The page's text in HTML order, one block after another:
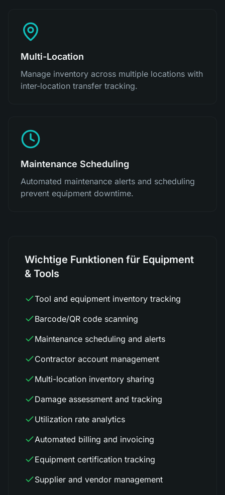
Multi-Location
Manage inventory across multiple locations with
inter-location transfer tracking.
Maintenance Scheduling
Automated maintenance alerts and scheduling
prevent equipment downtime.
Wichtige Funktionen für Equipment
& Tools
Tool and equipment inventory tracking
Barcode/QR code scanning
Maintenance scheduling and alerts
Contractor account management
Multi-location inventory sharing
Damage assessment and tracking
Utilization rate analytics
Automated billing and invoicing
Equipment certification tracking
Supplier and vendor management